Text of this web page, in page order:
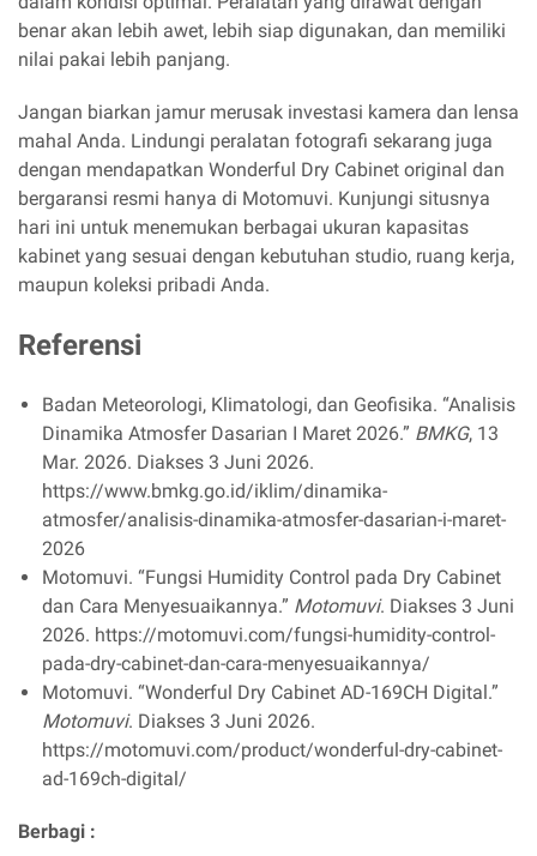
benar akan lebih awet, lebih siap digunakan, dan memiliki
nilai pakai lebih panjang.
Jangan biarkan jamur merusak investasi kamera dan lensa
mahal Anda. Lindungi peralatan fotografi sekarang juga
dengan mendapatkan Wonderful Dry Cabinet original dan
bergaransi resmi hanya di Motomuvi. Kunjungi situsnya
hari ini untuk menemukan berbagai ukuran kapasitas
kabinet yang sesuai dengan kebutuhan studio, ruang kerja,
maupun koleksi pribadi Anda.
Referensi
Badan Meteorologi, Klimatologi, dan Geofisika. “Analisis
Dinamika Atmosfer Dasarian I Maret 2026.” BMKG, 13
Mar. 2026. Diakses 3 Juni 2026.
https://www.bmkg.go.id/iklim/dinamika-
atmosfer/analisis-dinamika-atmosfer-dasarian-i-maret-
2026
Motomuvi. “Fungsi Humidity Control pada Dry Cabinet
dan Cara Menyesuaikannya.” Motomuvi. Diakses 3 Juni
2026. https://motomuvi.com/fungsi-humidity-control-
pada-dry-cabinet-dan-cara-menyesuaikannya/
Motomuvi. “Wonderful Dry Cabinet AD-169CH Digital.”
Motomuvi. Diakses 3 Juni 2026.
https://motomuvi.com/product/wonderful-dry-cabinet-
ad-169ch-digital/
Berbagi :